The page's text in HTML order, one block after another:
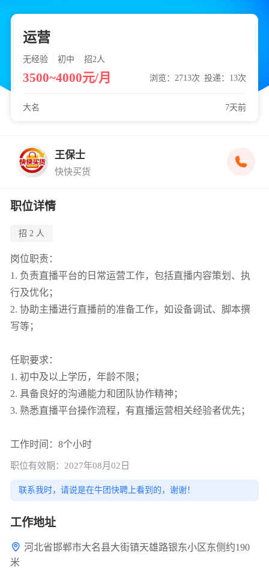
运营
无经验 初中 招2人
3500~4000元/月 浏览：2713次 投递：13次
大名 7天前
王保士
快快买货
职位详情
招 2 人
岗位职责：
1. 负责直播平台的日常运营工作，包括直播内容策划、执
行及优化；
2. 协助主播进行直播前的准备工作，如设备调试、脚本撰
写等；
任职要求：
1. 初中及以上学历，年龄不限；
2. 具备良好的沟通能力和团队协作精神；
3. 熟悉直播平台操作流程，有直播运营相关经验者优先；
工作时间：8个小时
职位有效期：2027年08月02日
联系我时，请说是在牛团快聘上看到的，谢谢！
工作地址
河北省邯郸市大名县大街镇天雄路银东小区东侧约190
米